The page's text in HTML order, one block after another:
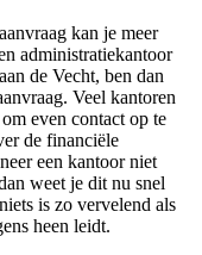
kan je meer
administratiekantoor
de Vecht, ben dan
Veel kantoren
even contact op te
de financiële
een kantoor niet
weet je dit nu snel
is zo vervelend als
heen leidt.